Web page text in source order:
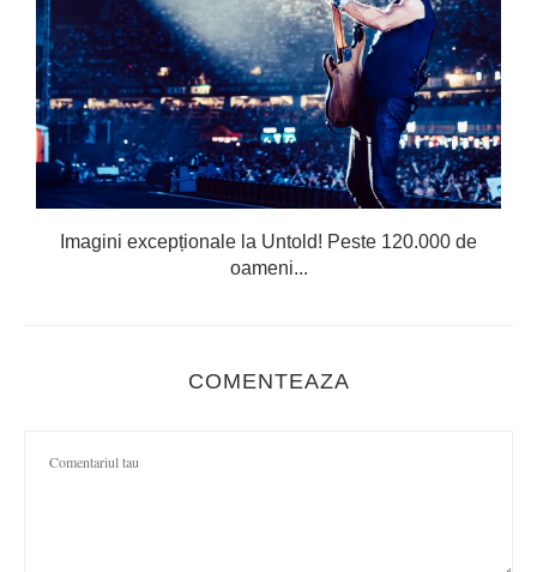
Imagini excepționale la Untold! Peste 120.000 de
oameni...
COMENTEAZA